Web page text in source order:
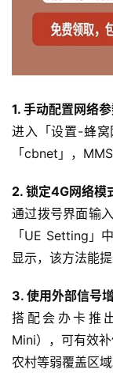
页
流
量
宽
带
1. 手动配置网络
进入「设置-蜂
「cbnet」，
2. 锁定4G网络模
通过拨号界面输
「UE Setting」
显示，该方法能
3. 使用外部信号
搭配会办卡推
Mini），可有效
农村等弱覆盖区域